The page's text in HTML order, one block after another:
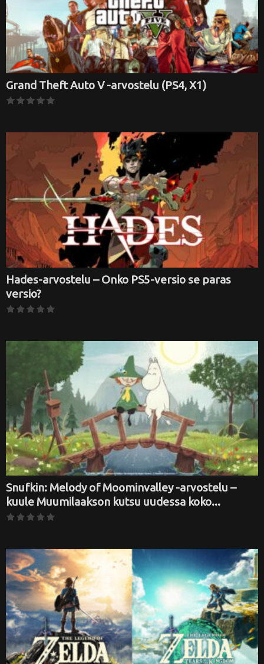
Grand Theft Auto V -arvostelu (PS4, X1)
Hades-arvostelu – Onko PS5-versio se paras
versio?
Snufkin: Melody of Moominvalley -arvostelu –
kuule Muumilaakson kutsu uudessa koko...